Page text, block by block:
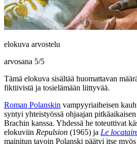
elokuva arvostelu
arvosana 5/5
Tämä elokuva sisältää huomattavan
fiktiivistä ja tosielämään liittyvää.
Roman Polanskin vampyyriaiheisen
syntyi yhteistyössä ohjaajan
Brachin kanssa. Yhdessä he toteuttivat
elokuviin Repulsion (1965) ja Le
mainitun tavoin Polanski päätyi itse myös